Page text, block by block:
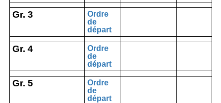
Gr. 3
Ordre
de
départ
Gr. 4
Ordre
de
départ
Gr. 5
Ordre
de
départ